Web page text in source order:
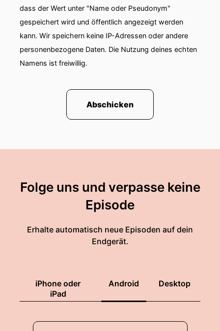
dass der Wert unter "Name oder Pseudonym"
gespeichert wird und öffentlich angezeigt werden
kann. Wir speichern keine IP-Adressen oder andere
personenbezogene Daten. Die Nutzung deines echten
Namens ist freiwillig.
Abschicken
Folge uns und verpasse keine
Episode
Erhalte automatisch neue Episoden auf dein
Endgerät.
iPhone oder
iPad
Android Desktop